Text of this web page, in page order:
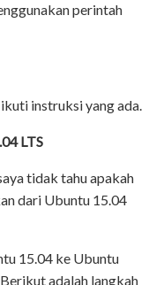
perintah
instruksi yang ada.
LTS
tidak tahu apakah
dari Ubuntu 15.04
15.04 ke Ubuntu
adalah langkah